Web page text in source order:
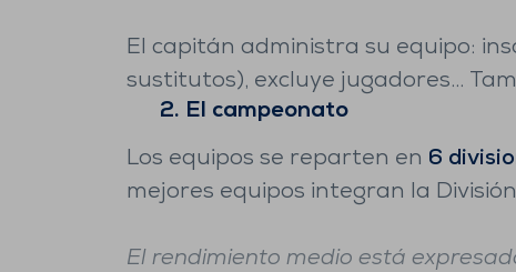
El capitán administra su equipo:
sustitutos), excluye jugadores...
2. El campeonato
Los equipos se reparten en 6
mejores equipos integran la
El rendimiento medio está